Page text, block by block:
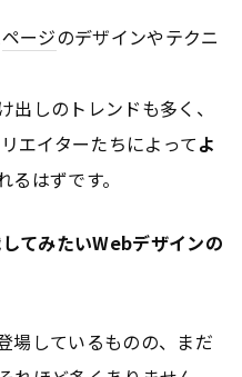
ページのデザインやテクニ
出しのトレンドも多く、
エイターたちによってよ
るはずです。
てみたいWebデザインの
場しているものの、まだ